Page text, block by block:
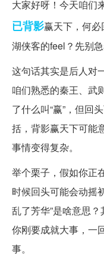
大家好呀！今天咱们
已背影赢天下，何
湖侠客的feel？先别
这句话其实是后人对
咱们熟悉的秦王、武
了什么叫“赢”，但回
括，背影赢天下可能
事情变得复杂。
举个栗子，假如你正
时候回头可能会动摇
乱了芳华”是啥意思
你刚要成就大事，一
事。